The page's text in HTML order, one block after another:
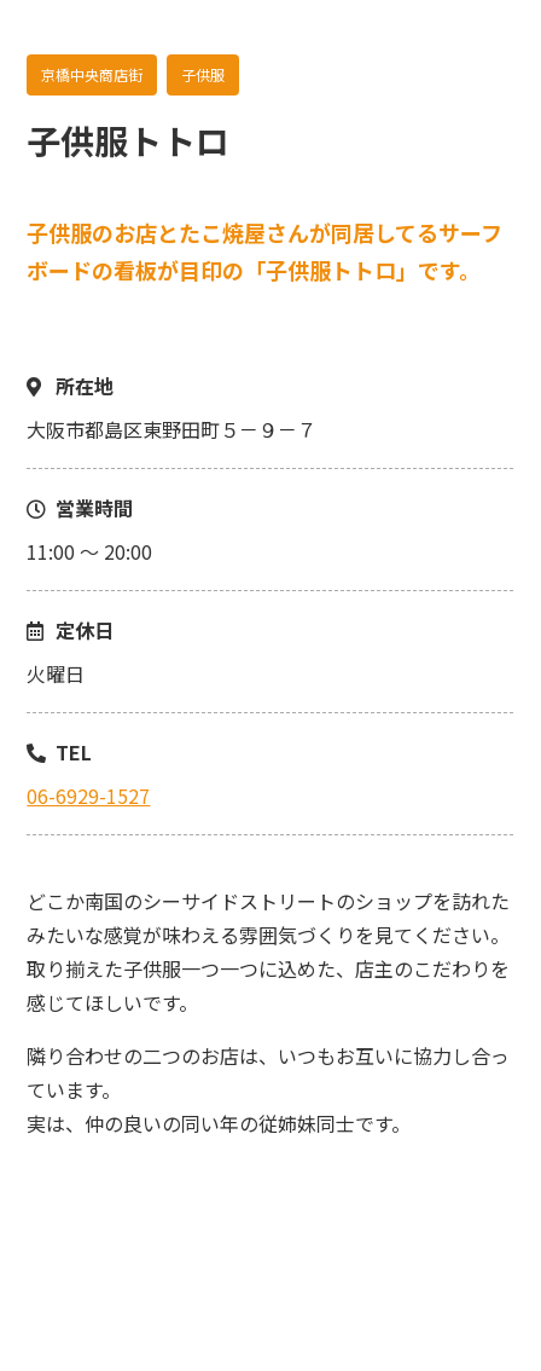
京橋中央商店街 子供服
子供服トトロ
子供服のお店とたこ焼屋さんが同居してるサーフ
ボードの看板が目印の「子供服トトロ」です。
所在地
大阪市都島区東野田町５－９－７
営業時間
11:00 ～ 20:00
定休日
火曜日
TEL
06-6929-1527
どこか南国のシーサイドストリートのショップを訪れた
みたいな感覚が味わえる雰囲気づくりを見てください。
取り揃えた子供服一つ一つに込めた、店主のこだわりを
感じてほしいです。
隣り合わせの二つのお店は、いつもお互いに協力し合っ
ています。
実は、仲の良いの同い年の従姉妹同士です。